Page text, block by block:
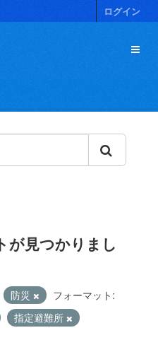
ログイン
が見つかりまし
防災
フォーマット:
指定避難所